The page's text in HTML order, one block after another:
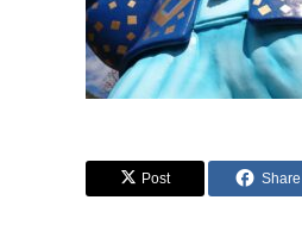
Post Share